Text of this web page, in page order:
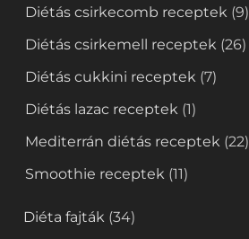
Diétás csirkecomb receptek (9)
Diétás csirkemell receptek (26)
Diétás cukkini receptek (7)
Diétás lazac receptek (1)
Mediterrán diétás receptek (22)
Smoothie receptek (11)
Diéta fajták (34)